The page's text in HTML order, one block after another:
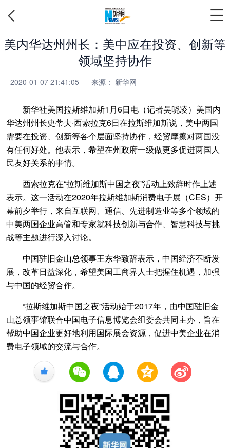
美内华达州州长：美中应在投资、创新等
领域坚持协作
2020-01-07 21:41:05 来源： 新华网
新华社美国拉斯维加斯1月6日电（记者吴晓凌）美国内
华达州州长史蒂夫·西索拉克6日在拉斯维加斯说，美中两国
需要在投资、创新等各个层面坚持协作，经贸摩擦对两国没
有任何好处。他表示，希望在州政府一级做更多促进两国人
民友好关系的事情。
西索拉克在“拉斯维加斯中国之夜”活动上致辞时作上述
表示。这一活动在2020年拉斯维加斯消费电子展（CES）开
幕前夕举行，来自互联网、通信、先进制造业等多个领域的
中美两国企业高管和专家就科技创新与合作、智慧科技与挑
战等主题进行深入讨论。
中国驻旧金山总领事王东华致辞表示，中国经济不断发
展，改革日益深化，希望美国工商界人士把握住机遇，加强
与中国的经贸合作。
“拉斯维加斯中国之夜”活动始于2017年，由中国驻旧金
山总领事馆联合中国电子信息博览会组委会共同主办，旨在
帮助中国企业更好地利用国际展会资源，促进中美企业在消
费电子领域的交流与合作。
+1